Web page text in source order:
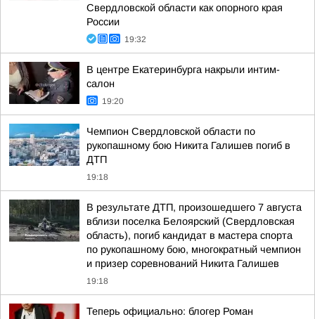
Свердловской области как опорного края
России
19:32
В центре Екатеринбурга накрыли интим-
салон
19:20
Чемпион Свердловской области по
рукопашному бою Никита Галишев погиб в
ДТП
19:18
В результате ДТП, произошедшего 7 августа
вблизи поселка Белоярский (Свердловская
область), погиб кандидат в мастера спорта
по рукопашному бою, многократный чемпион
и призер соревнований Никита Галишев
19:18
Теперь официально: блогер Роман